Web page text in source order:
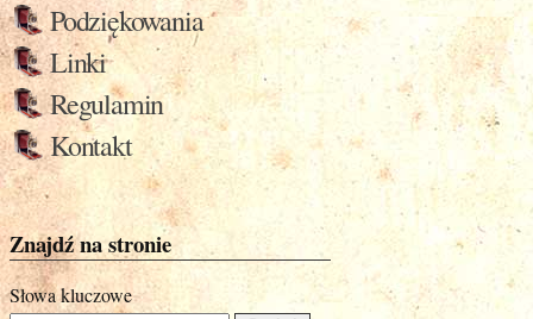
Podziękowania
Linki
Regulamin
Kontakt
Znajdź na stronie
Słowa kluczowe